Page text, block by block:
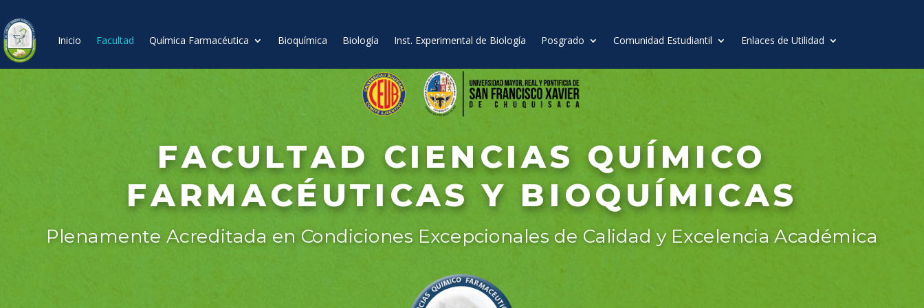
Inicio Facultad Química Farmacéutica Bioquímica Biología Inst. Experimental de Biología Posgrado Comunidad Estudiantil Enlaces de Utilidad
FACULTAD CIENCIAS QUÍMICO
FARMACÉUTICAS Y BIOQUÍMICAS
Plenamente Acreditada en Condiciones Excepcionales de Calidad y Excelencia Académica